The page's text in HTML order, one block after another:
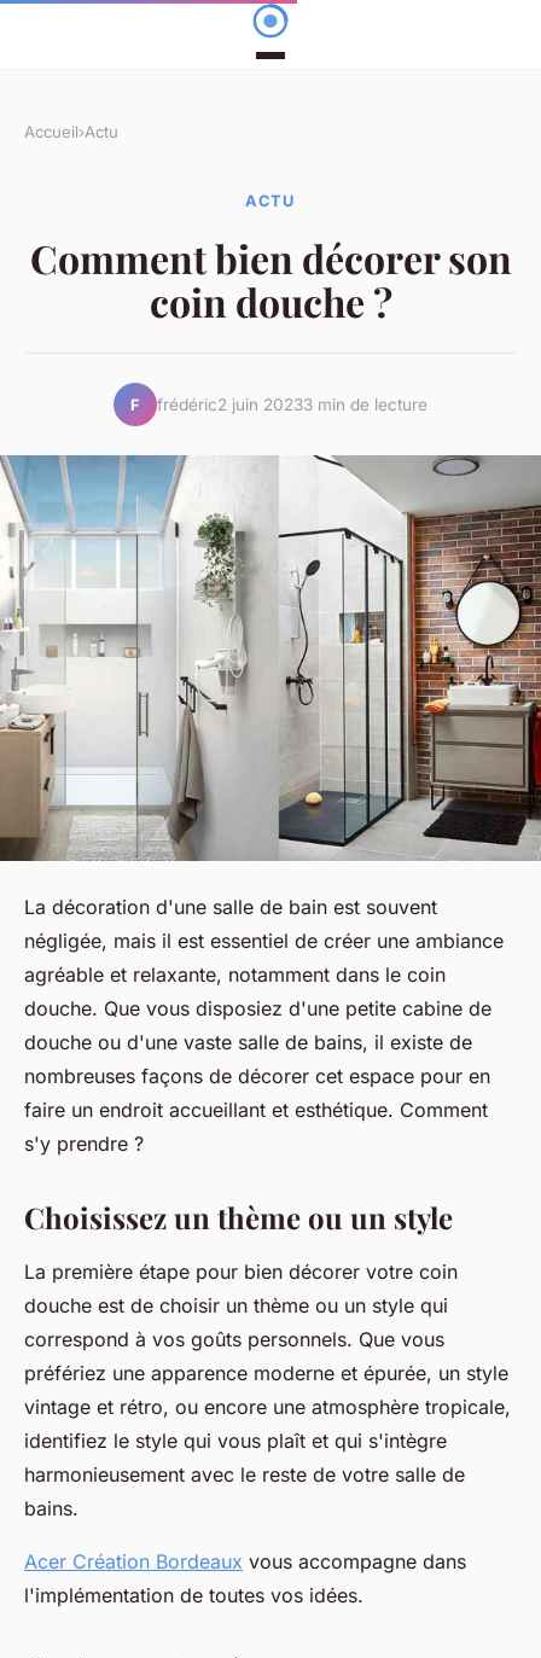
Accueil›Actu
ACTU
Comment bien décorer son
coin douche ?
F frédéric2 juin 20233 min de lecture
La décoration d'une salle de bain est souvent
négligée, mais il est essentiel de créer une ambiance
agréable et relaxante, notamment dans le coin
douche. Que vous disposiez d'une petite cabine de
douche ou d'une vaste salle de bains, il existe de
nombreuses façons de décorer cet espace pour en
faire un endroit accueillant et esthétique. Comment
s'y prendre ?
Choisissez un thème ou un style
La première étape pour bien décorer votre coin
douche est de choisir un thème ou un style qui
correspond à vos goûts personnels. Que vous
préfériez une apparence moderne et épurée, un style
vintage et rétro, ou encore une atmosphère tropicale,
identifiez le style qui vous plaît et qui s'intègre
harmonieusement avec le reste de votre salle de
bains.
Acer Création Bordeaux vous accompagne dans
l'implémentation de toutes vos idées.